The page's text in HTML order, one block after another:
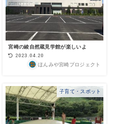
宮崎の綾自然蔵見学館が楽しいよ
2023.04.20
ほんみや宮崎プロジェクト
子育て・スポット